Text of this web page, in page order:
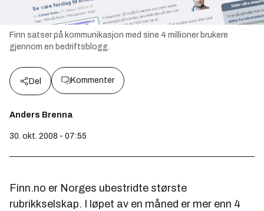
Finn satser på kommunikasjon med sine 4 millioner brukere
gjennom en bedriftsblogg.
Del Kommenter
Anders Brenna
30. okt. 2008 - 07:55
Finn.no er Norges ubestridte største
rubrikkselskap. I løpet av en måned er mer enn 4